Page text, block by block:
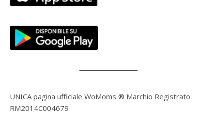
UNICA pagina ufficiale WoMoms ® Marchio Registrato:
RM2014C004679